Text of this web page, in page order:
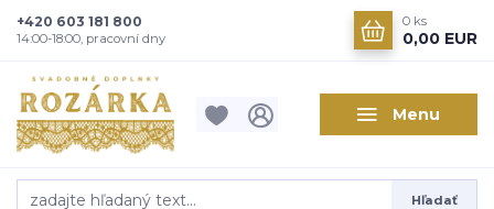
Menu
Hľadať
+420 603 181 800
14:00-18:00, pracovní dny
0 ks
0,00 EUR